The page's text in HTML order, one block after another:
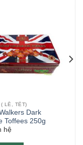
LỄ, TẾT)
Dark
Toffees 250g
hệ